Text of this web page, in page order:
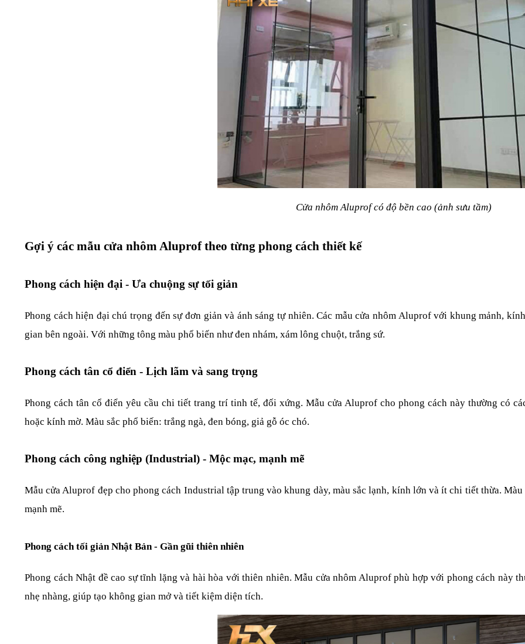
Cửa nhôm Aluprof có độ bền cao (ảnh sưu tầm)
Gợi ý các mẫu cửa nhôm Aluprof theo từng phong cách thiết kế
Phong cách hiện đại - Ưa chuộng sự tối giản
Phong cách hiện đại chú trọng đến sự đơn giản và ánh sáng tự nhiên. Các mẫu cửa nhôm Aluprof với khung mảnh,
gian bên ngoài. Với những tông màu phổ biến như đen nhám, xám lông chuột, trắng sứ.
Phong cách tân cổ điển - Lịch lãm và sang trọng
Phong cách tân cổ điển yêu cầu chi tiết trang trí tinh tế, đối xứng. Mẫu cửa Aluprof cho phong cách này thường có
hoặc kính mờ. Màu sắc phổ biến: trắng ngà, đen bóng, giả gỗ óc chó.
Phong cách công nghiệp (Industrial) - Mộc mạc, mạnh mẽ
Mẫu cửa Aluprof đẹp cho phong cách Industrial tập trung vào khung dày, màu sắc lạnh, kính lớn và ít chi tiết thừa.
mạnh mẽ.
Phong cách tối giản Nhật Bản - Gần gũi thiên nhiên
Phong cách Nhật đề cao sự tĩnh lặng và hài hòa với thiên nhiên. Mẫu cửa nhôm Aluprof phù hợp với phong cách này
nhẹ nhàng, giúp tạo không gian mở và tiết kiệm diện tích.